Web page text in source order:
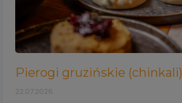
Pierogi gruzińskie (chinkali)
22.07.2026